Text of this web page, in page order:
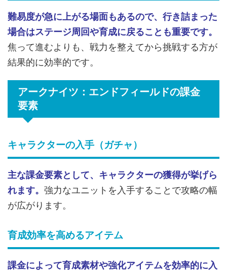
難易度が急に上がる場面もあるので、行き詰まった
場合はステージ周回や育成に戻ることも重要です。
焦って進むよりも、戦力を整えてから挑戦する方が
結果的に効率的です。
アークナイツ：エンドフィールドの課金
要素
キャラクターの入手（ガチャ）
主な課金要素として、キャラクターの獲得が挙げら
れます。 強力なユニットを入手することで攻略の幅
が広がります。
育成効率を高めるアイテム
課金によって育成素材や強化アイテムを効率的に入